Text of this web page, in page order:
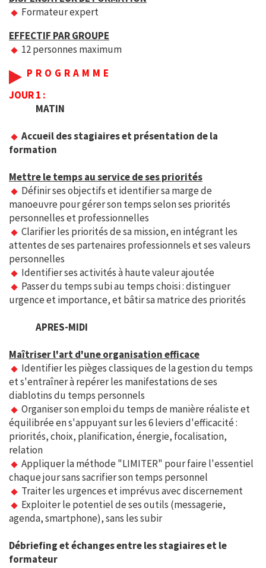
Formateur expert
EFFECTIF PAR GROUPE
12 personnes maximum
PROGRAMME
JOUR 1 :
MATIN
Accueil des stagiaires et présentation de la
formation
Mettre le temps au service de ses priorités
Définir ses objectifs et identifier sa marge de
manoeuvre pour gérer son temps selon ses priorités
personnelles et professionnelles
Clarifier les priorités de sa mission, en intégrant les
attentes de ses partenaires professionnels et ses valeurs
personnelles
Identifier ses activités à haute valeur ajoutée
Passer du temps subi au temps choisi : distinguer
urgence et importance, et bâtir sa matrice des priorités
APRES-MIDI
Maîtriser l'art d'une organisation efficace
Identifier les pièges classiques de la gestion du temps
et s'entraîner à repérer les manifestations de ses
diablotins du temps personnels
Organiser son emploi du temps de manière réaliste et
équilibrée en s'appuyant sur les 6 leviers d'efficacité :
priorités, choix, planification, énergie, focalisation,
relation
Appliquer la méthode "LIMITER" pour faire l'essentiel
chaque jour sans sacrifier son temps personnel
Traiter les urgences et imprévus avec discernement
Exploiter le potentiel de ses outils (messagerie,
agenda, smartphone), sans les subir
Débriefing et échanges entre les stagiaires et le
formateur